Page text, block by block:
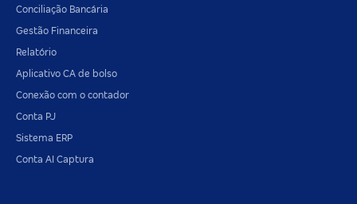
Conciliação Bancária
Gestão Financeira
Relatório
Aplicativo CA de bolso
Conexão com o contador
Conta PJ
Sistema ERP
Conta AI Captura